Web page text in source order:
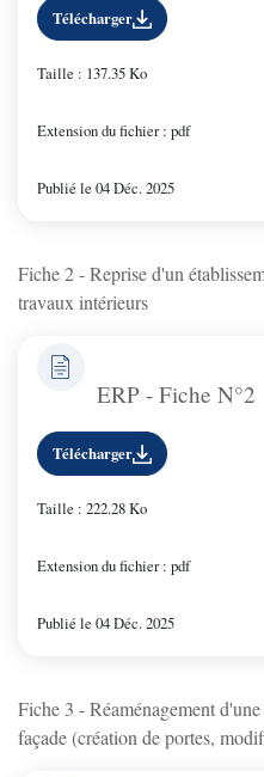
Télécharger
Taille : 137.35 Ko
Extension du fichier : pdf
Publié le 04 Déc. 2025
Fiche 2 - Reprise d'un
travaux intérieurs
ERP - Fiche N°2
Télécharger
Taille : 222.28 Ko
Extension du fichier : pdf
Publié le 04 Déc. 2025
Fiche 3 - Réaménagement
façade (création de portes,